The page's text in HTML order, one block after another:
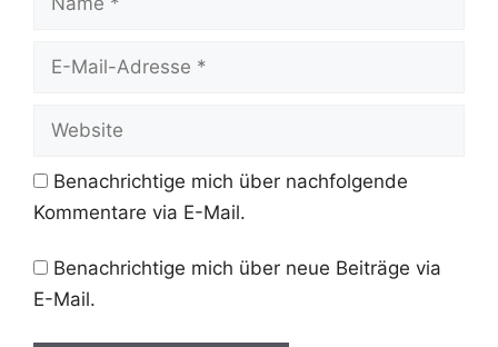
Mail-
Benachrichtige mich über nachfolgende
Kommentare via E-Mail.
Benachrichtige mich über neue Beiträge via
E-Mail.